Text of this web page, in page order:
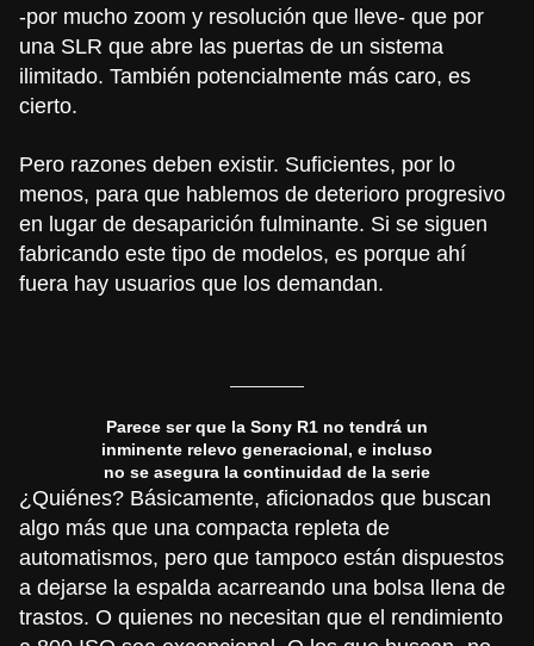
-por mucho zoom y resolución que lleve- que por
una SLR que abre las puertas de un sistema
ilimitado. También potencialmente más caro, es
cierto.
Pero razones deben existir. Suficientes, por lo
menos, para que hablemos de deterioro progresivo
en lugar de desaparición fulminante. Si se siguen
fabricando este tipo de modelos, es porque ahí
fuera hay usuarios que los demandan.
Parece ser que la Sony R1 no tendrá un
inminente relevo generacional, e incluso
no se asegura la continuidad de la serie
¿Quiénes? Básicamente, aficionados que buscan
algo más que una compacta repleta de
automatismos, pero que tampoco están dispuestos
a dejarse la espalda acarreando una bolsa llena de
trastos. O quienes no necesitan que el rendimiento